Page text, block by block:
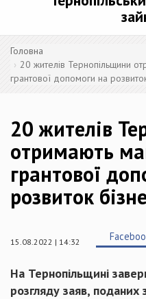
Головна
20 жителів Тернопільщини
грантової допомоги на
20 жителів
отримають
грантової
розвиток
15.08.2022 | 14:32
На Тернопільщині
розгляду заяв,